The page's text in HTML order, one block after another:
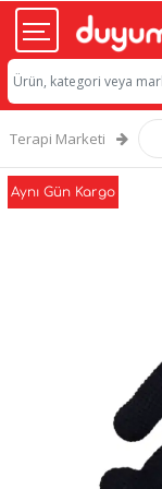
Terapi Marketi
Aynı Gün Kargo